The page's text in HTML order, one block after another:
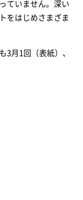
ていません。深い
をはじめさまざま
3月1回（表紙）、